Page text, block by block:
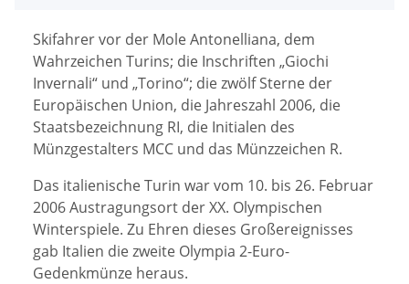
Skifahrer vor der Mole Antonelliana, dem
Wahrzeichen Turins; die Inschriften „Giochi
Invernali“ und „Torino“; die zwölf Sterne der
Europäischen Union, die Jahreszahl 2006, die
Staatsbezeichnung RI, die Initialen des
Münzgestalters MCC und das Münzzeichen R.
Das italienische Turin war vom 10. bis 26. Februar
2006 Austragungsort der XX. Olympischen
Winterspiele. Zu Ehren dieses Großereignisses
gab Italien die zweite Olympia 2-Euro-
Gedenkmünze heraus.